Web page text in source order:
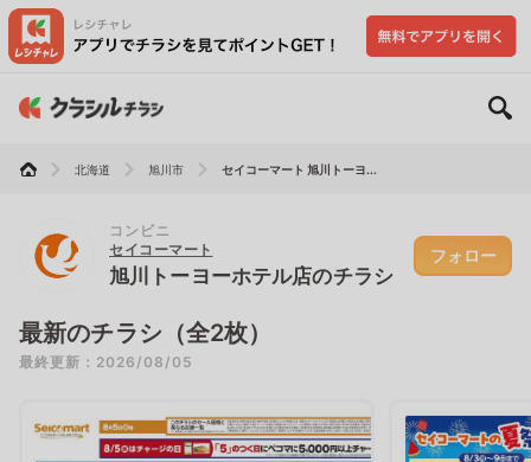
北海道 旭川市 セイコーマート 旭川トーヨ...
コンビニ
セイコーマート
旭川トーヨーホテル店のチラシ
フォロー
最新のチラシ（全2枚）
最終更新：2026/08/05